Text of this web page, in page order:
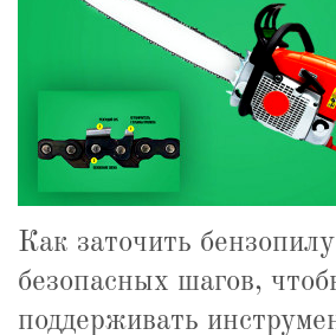
Как заточить
безопасных шагов,
поддерживать